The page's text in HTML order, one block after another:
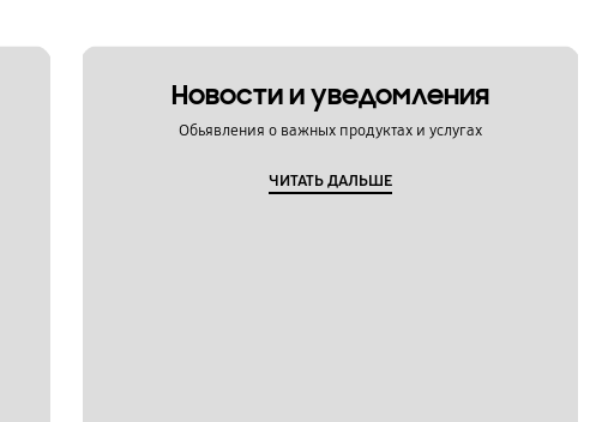
Новости и уведомления
Обьявления о важных продуктах и услугах
ЧИТАТЬ ДАЛЬШЕ